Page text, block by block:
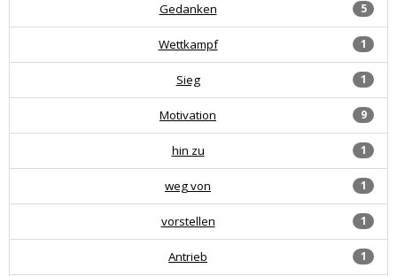
5
Gedanken
1
Wettkampf
1
Sieg
9
Motivation
1
hin zu
1
weg von
1
vorstellen
1
Antrieb